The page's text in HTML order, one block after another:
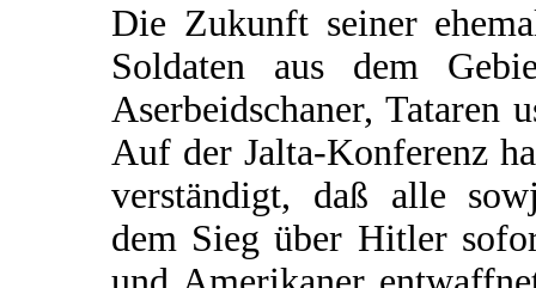
Die Zukunft seiner
Soldaten aus dem
Aserbeidschaner, Tataren
Auf der Jalta-Konferenz
verständigt, daß alle
dem Sieg über Hitler